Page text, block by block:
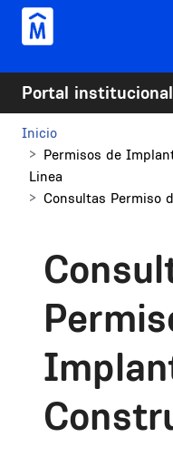
Pasar al contenido principal
Portal institucional
Inicio
Permisos de
Linea
Consultas Permiso